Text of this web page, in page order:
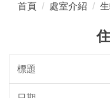
首頁 處室介紹